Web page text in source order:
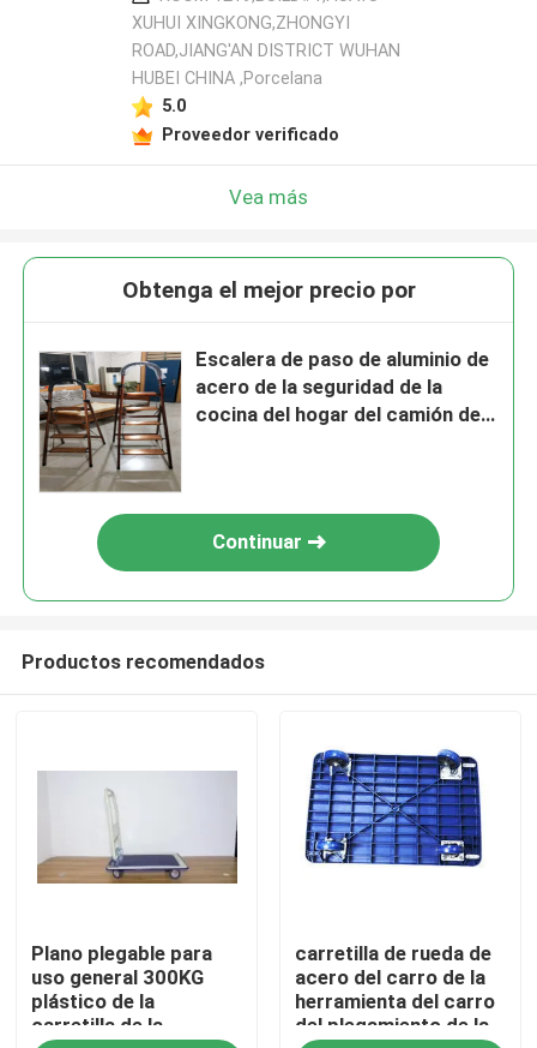
Hogar
Productos
Sobre nosotros
XUHUI XINGKONG,ZHONGYI
ROAD,JIANG'AN DISTRICT WUHAN
HUBEI CHINA ,Porcelana
5.0
Proveedor verificado
Vea más
Obtenga el mejor precio por
Escalera de paso de aluminio de
acero de la seguridad de la
cocina del hogar del camión de
Continuar
Productos recomendados
Plano plegable para
uso general 300KG
plástico de la
carretilla de la
carretilla de rueda de
acero del carro de la
herramienta del carro
del plegamiento de la